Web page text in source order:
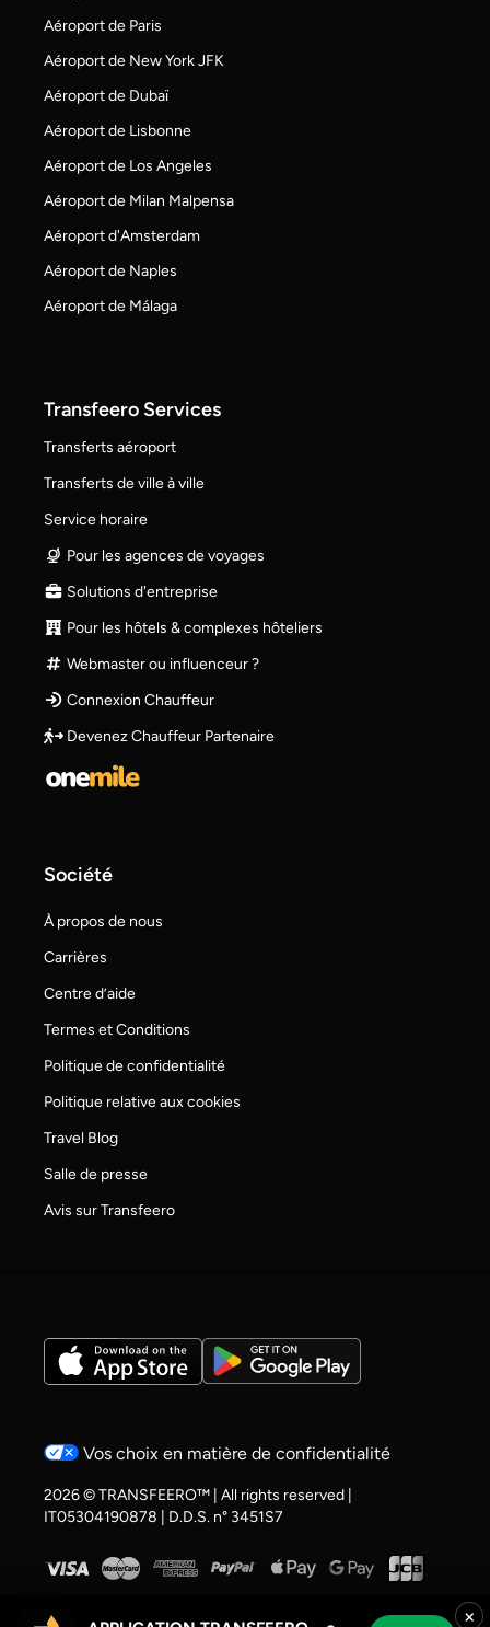
Aéroport de Paris
Aéroport de New York JFK
Aéroport de Dubaï
Aéroport de Lisbonne
Aéroport de Los Angeles
Aéroport de Milan Malpensa
Aéroport d'Amsterdam
Aéroport de Naples
Aéroport de Málaga
Transfeero Services
Transferts aéroport
Transferts de ville à ville
Service horaire
Pour les agences de voyages
Solutions d'entreprise
Pour les hôtels & complexes hôteliers
Webmaster ou influenceur ?
Connexion Chauffeur
Devenez Chauffeur Partenaire
Société
À propos de nous
Carrières
Centre d’aide
Termes et Conditions
Politique de confidentialité
Politique relative aux cookies
Travel Blog
Salle de presse
Avis sur Transfeero
Vos choix en matière de confidentialité
2026 © TRANSFEERO™ | All rights reserved |
IT05304190878 | D.D.S. n° 3451S7
×